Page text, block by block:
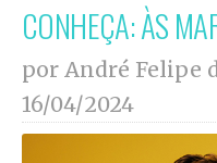
CONHEÇA: ÀS
por André Felipe
16/04/2024